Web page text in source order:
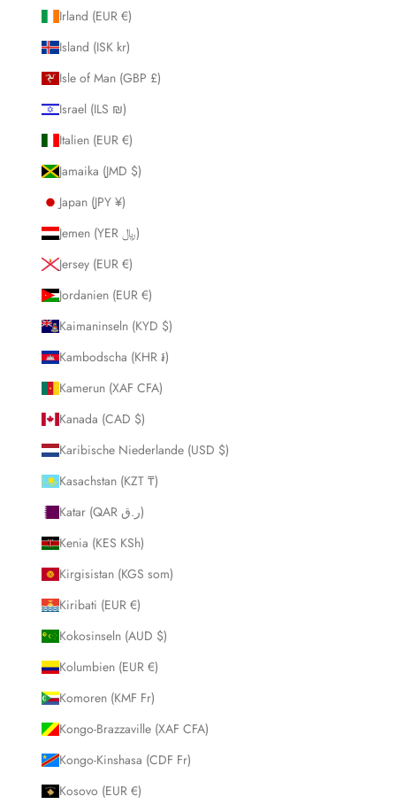
Irland (EUR €)
Island (ISK kr)
Isle of Man (GBP £)
Israel (ILS ₪)
Italien (EUR €)
Jamaika (JMD $)
Japan (JPY ¥)
Jemen (YER ﷼)
Jersey (EUR €)
Jordanien (EUR €)
Kaimaninseln (KYD $)
Kambodscha (KHR ៛)
Kamerun (XAF CFA)
Kanada (CAD $)
Karibische Niederlande (USD $)
Kasachstan (KZT ₸)
Katar (QAR ر.ق)
Kenia (KES KSh)
Kirgisistan (KGS som)
Kiribati (EUR €)
Kokosinseln (AUD $)
Kolumbien (EUR €)
Komoren (KMF Fr)
Kongo-Brazzaville (XAF CFA)
Kongo-Kinshasa (CDF Fr)
Kosovo (EUR €)